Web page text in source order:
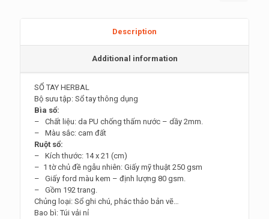
Bò:
tặng
cốc
quantity
Description
Additional information
SỔ TAY HERBAL
Bộ sưu tập: Sổ tay thông dụng
Bìa sổ:
– Chất liệu: da PU chống thấm nước – dầy 2mm.
– Màu sắc: cam đất
Ruột sổ:
– Kích thước: 14 x 21 (cm)
– 1 tờ chủ đề ngẫu nhiên: Giấy mỹ thuật 250 gsm
– Giấy ford màu kem – định lượng 80 gsm.
– Gồm 192 trang.
Chủng loại: Sổ ghi chú, phác thảo bản vẽ…
Bao bì: Túi vải nỉ